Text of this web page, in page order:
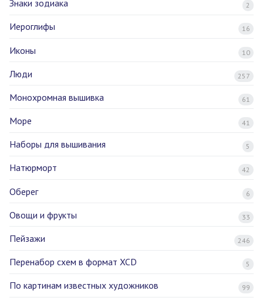
Знаки зодиака 2
Иероглифы 16
Иконы 10
Люди 257
Монохромная вышивка 61
Море 41
Наборы для вышивания 5
Натюрморт 42
Оберег 6
Овощи и фрукты 33
Пейзажи 246
Перенабор схем в формат XCD 5
По картинам известных художников 99